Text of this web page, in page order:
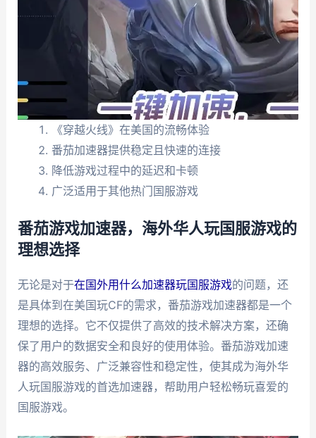
《穿越火线》在美国的流畅体验
番茄加速器提供稳定且快速的连接
降低游戏过程中的延迟和卡顿
广泛适用于其他热门国服游戏
番茄游戏加速器，海外华人玩国服游戏的
理想选择
无论是对于在国外用什么加速器玩国服游戏的问题，还
是具体到在美国玩CF的需求，番茄游戏加速器都是一个
理想的选择。它不仅提供了高效的技术解决方案，还确
保了用户的数据安全和良好的使用体验。番茄游戏加速
器的高效服务、广泛兼容性和稳定性，使其成为海外华
人玩国服游戏的首选加速器，帮助用户轻松畅玩喜爱的
国服游戏。